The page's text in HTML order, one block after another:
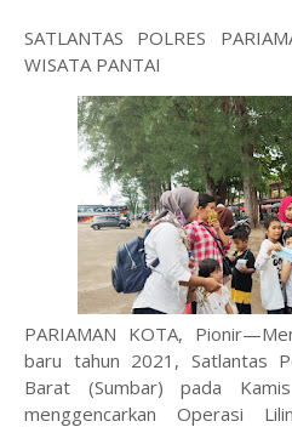
SATLANTAS POLRES
WISATA PANTAI
PARIAMAN KOTA,
baru tahun 2021, Satlantas
Barat (Sumbar) pada
menggencarkan Operasi